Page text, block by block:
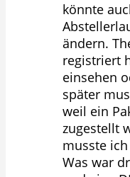
könnte
ändern.
registriert
einsehen
später
weil ein
zugestellt
musste
Was war